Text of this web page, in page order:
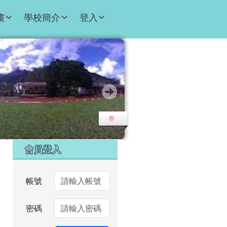
學校簡介 登入
右邊區域內容
會員登入
帳號
密碼